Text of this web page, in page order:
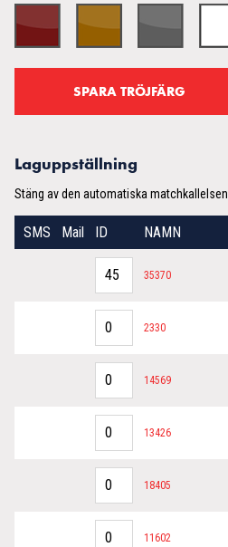
Laguppställning
Stäng av den automatiska matchkallelsen
SMS Mail ID NAMN
35370
2330
14569
13426
18405
11602